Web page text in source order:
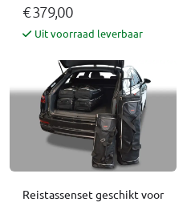
€ 379,00
Uit voorraad leverbaar
Reistassenset geschikt voor